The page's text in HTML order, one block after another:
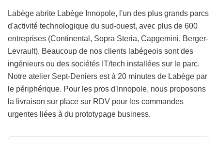
Labège abrite Labège Innopole, l'un des plus grands parcs
d'activité technologique du sud-ouest, avec plus de 600
entreprises (Continental, Sopra Steria, Capgemini, Berger-
Levrault). Beaucoup de nos clients labégeois sont des
ingénieurs ou des sociétés IT/tech installées sur le parc.
Notre atelier Sept-Deniers est à 20 minutes de Labège par
le périphérique. Pour les pros d'Innopole, nous proposons
la livraison sur place sur RDV pour les commandes
urgentes liées à du prototypage business.